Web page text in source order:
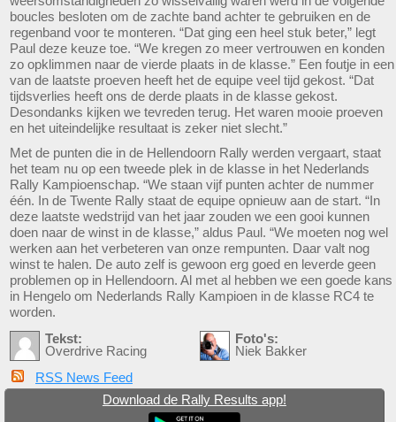
boucles besloten om de zachte band achter te gebruiken en de
regenband voor te monteren. “Dat ging een heel stuk beter,” legt
Paul deze keuze toe. “We kregen zo meer vertrouwen en konden
zo opklimmen naar de vierde plaats in de klasse.” Een foutje in een
van de laatste proeven heeft het de equipe veel tijd gekost. “Dat
tijdsverlies heeft ons de derde plaats in de klasse gekost.
Desondanks kijken we tevreden terug. Het waren mooie proeven
en het uiteindelijke resultaat is zeker niet slecht.”
Met de punten die in de Hellendoorn Rally werden vergaart, staat
het team nu op een tweede plek in de klasse in het Nederlands
Rally Kampioenschap. “We staan vijf punten achter de nummer
één. In de Twente Rally staat de equipe opnieuw aan de start. “In
deze laatste wedstrijd van het jaar zouden we een gooi kunnen
doen naar de winst in de klasse,” aldus Paul. “We moeten nog wel
werken aan het verbeteren van onze rempunten. Daar valt nog
winst te halen. De auto zelf is gewoon erg goed en leverde geen
problemen op in Hellendoorn. Al met al hebben we een goede kans
in Hengelo om Nederlands Rally Kampioen in de klasse RC4 te
worden.
Tekst:
Overdrive Racing
Foto's:
Niek Bakker
RSS News Feed
Download de Rally Results app!